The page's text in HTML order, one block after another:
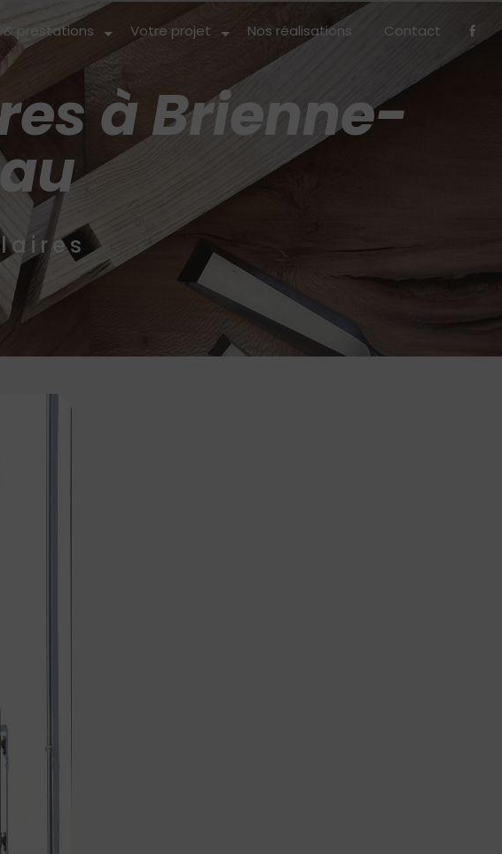
& prestations Votre projet Nos réalisations Contact
à Brienne-